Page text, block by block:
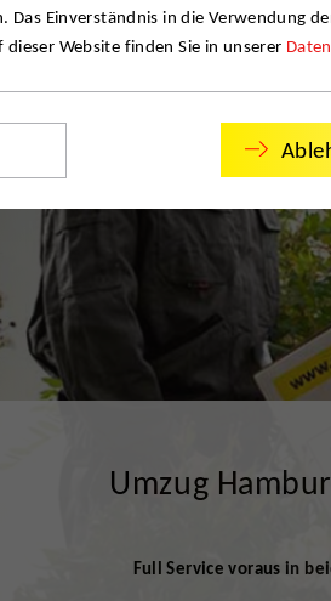
Umzug
Full Service voraus in
Das Einverständnis in die Verwendung
Website finden Sie in unserer